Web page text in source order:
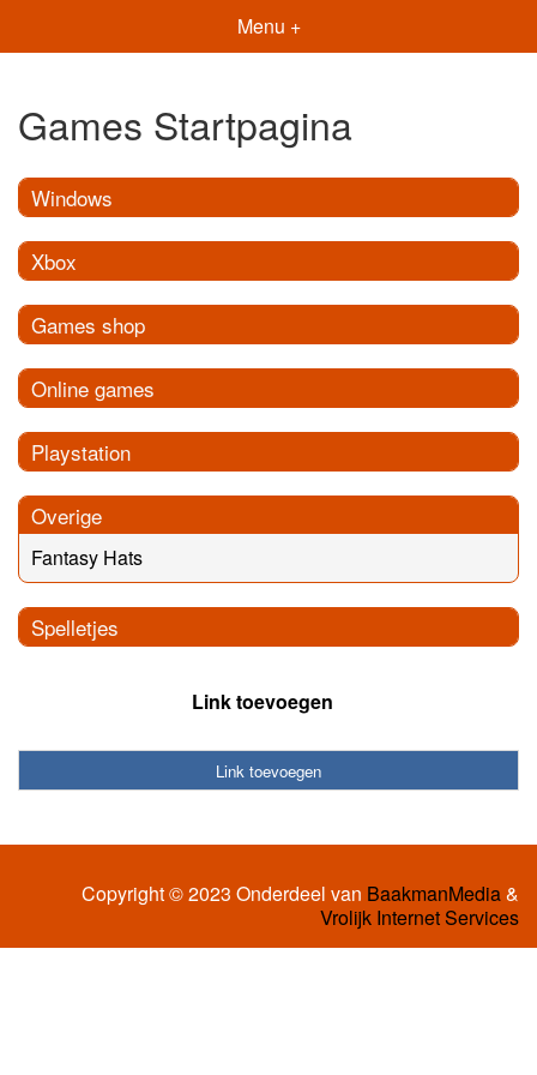
Menu +
Games Startpagina
Windows
Xbox
Games shop
Online games
Playstation
Overige
Fantasy Hats
Spelletjes
Link toevoegen
Link toevoegen
Copyright © 2023 Onderdeel van BaakmanMedia&
Vrolijk Internet Services